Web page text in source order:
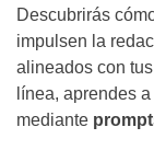
Descubrirás
impulsen la
alineados con
línea, aprendes
mediante